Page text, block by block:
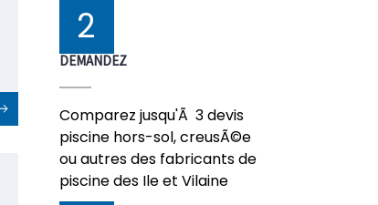
2
DEMANDEZ
Comparez jusqu'Ã 3 devis
piscine hors-sol, creusÃ©e
ou autres des fabricants de
piscine des Ile et Vilaine